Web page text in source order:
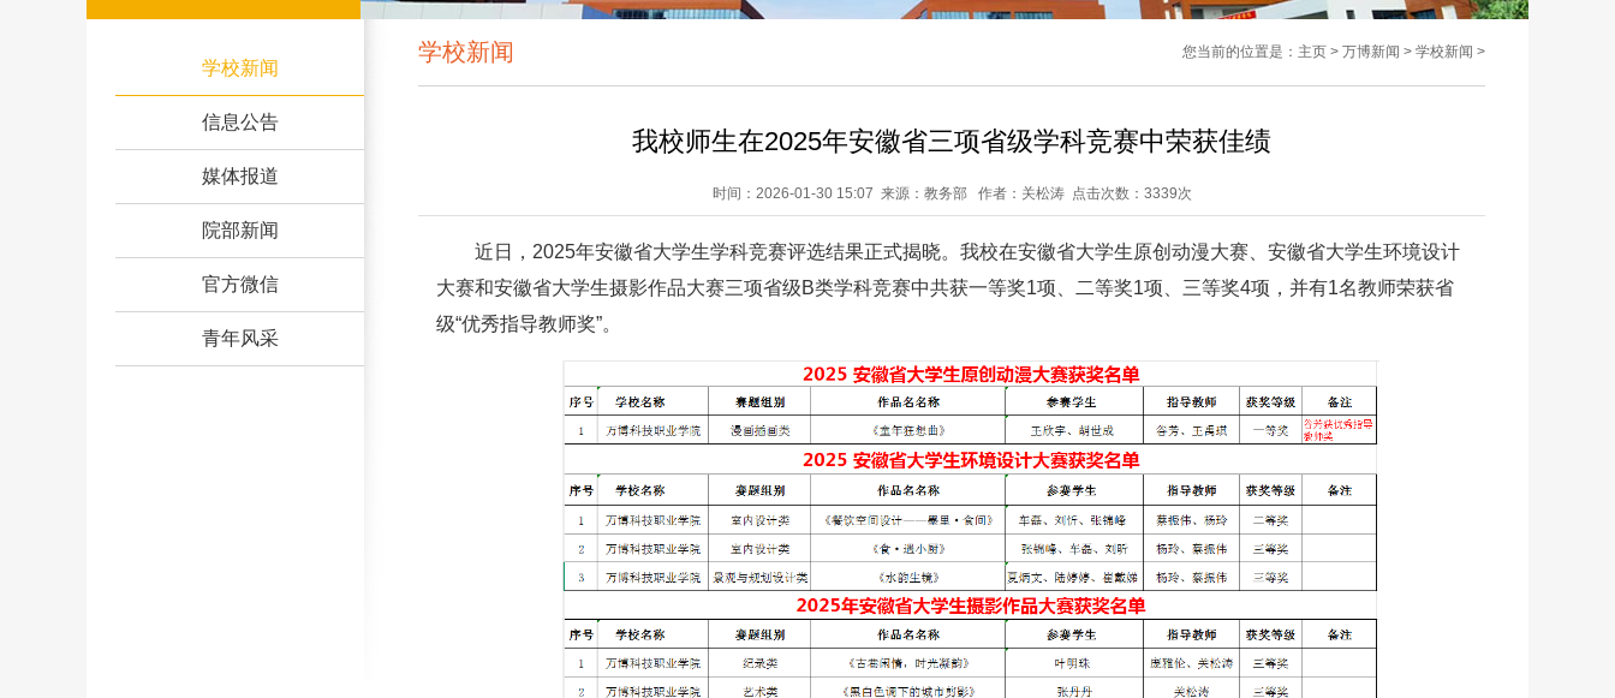
学校新闻
信息公告
媒体报道
院部新闻
官方微信
青年风采
您当前的位置是： 主页 > 万博新闻 > 学校新闻 >
学校新闻
我校师生在2025年安徽省三项省级学科竞赛中荣获佳绩
时间：2026-01-30 15:07 来源：教务部 作者：关松涛 点击次数： 3339次
近日，2025年安徽省大学生学科竞赛评选结果正式揭晓。我校在安徽省大学生原创动漫大赛、安徽省大学生环境设计
大赛和安徽省大学生摄影作品大赛三项省级B类学科竞赛中共获一等奖1项、二等奖1项、三等奖4项，并有1名教师荣获省
级“优秀指导教师奖”。